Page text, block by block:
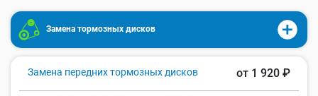
Замена тормозных дисков
Замена передних тормозных дисков от 1 920 ₽